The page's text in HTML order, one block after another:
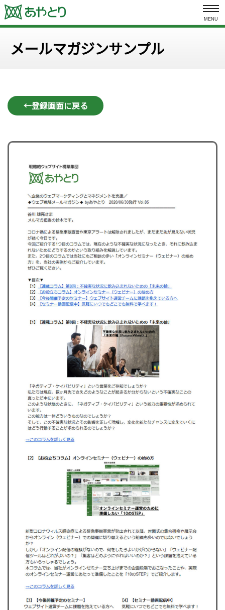
MENU
メールマガジンサンプル
←登録画面に戻る